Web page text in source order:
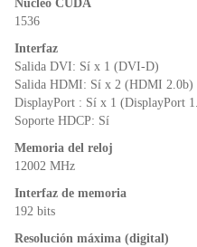
Núcleo CUDA
1536
Interfaz
Salida DVI: Sí x 1 (DVI-D)
Salida HDMI: Sí x 2 (HDMI 2.0b)
DisplayPort : Sí x 1 (DisplayPort
Soporte HDCP: Sí
Memoria del reloj
12002 MHz
Interfaz de memoria
192 bits
Resolución máxima (digital)